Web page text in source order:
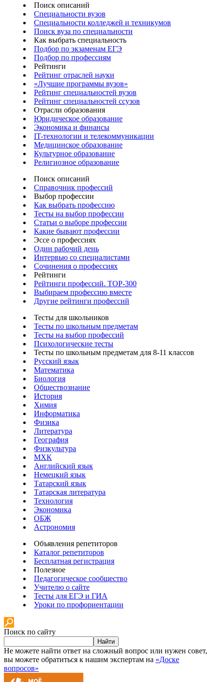
Поиск описаний
Специальности вузов
Специальности колледжей и техникумов
Поиск вуза по специальности
Как выбрать специальность
Подбор по экзаменам ЕГЭ
Подбор по профессиям
Рейтинги
Рейтинг отраслей науки
«Лучшие программы вузов»
Рейтинг специальностей вузов
Рейтинг специальностей ссузов
Отрасли образования
Юридическое образование
Экономика и финансы
IT-технологии и телекоммуникации
Медицинское образование
Культурное образование
Религиозное образование
Поиск описаний
Справочник профессий
Выбор профессии
Как выбрать профессию
Тесты на выбор профессии
Статьи о выборе профессии
Какие бывают профессии
Эссе о профессиях
Один рабочий день
Интервью со специалистами
Сочинения о профессиях
Рейтинги
Рейтинги профессий. TOP-300
Выбираем профессию вместе
Другие рейтинги профессий
Тесты для школьников
Тесты по школьным предметам
Тесты на выбор профессий
Психологические тесты
Тесты по школьным предметам для 8-11 классов
Русский язык
Математика
Биология
Обществознание
История
Химия
Информатика
Физика
Литература
География
Физкультура
МХК
Английский язык
Немецкий язык
Татарский язык
Татарская литература
Технология
Экономика
ОБЖ
Астрономия
Объявления репетиторов
Каталог репетиторов
Бесплатная регистрация
Полезное
Педагогическое сообщество
Учителю о сайте
Тесты для ЕГЭ и ГИА
Уроки по профориентации
Поиск по сайту
Найти
Не можете найти ответ на сложный вопрос или нужен совет,
вы можете обратиться к нашим экспертам на «Доске
вопросов»